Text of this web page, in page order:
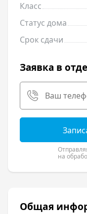
Класс
Статус дома
Срок сдачи
Заявка в
на
Общая